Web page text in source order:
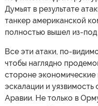
Думьят в результате
танкер американской
полностью вышел из-под
Все эти атаки, по-
чтобы наглядно
стороне
эскалации и
Аравии. Не только в